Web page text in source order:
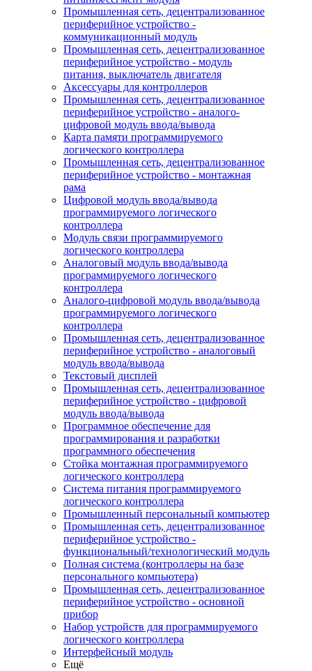
Промышленная сеть, децентрализованное
периферийное устройство -
коммуникационный модуль
Промышленная сеть, децентрализованное
периферийное устройство - модуль
питания, выключатель двигателя
Аксессуары для контроллеров
Промышленная сеть, децентрализованное
периферийное устройство - аналого-
цифровой модуль ввода/вывода
Карта памяти программируемого
логического контроллера
Промышленная сеть, децентрализованное
периферийное устройство - монтажная
рама
Цифровой модуль ввода/вывода
программируемого логического
контроллера
Модуль связи программируемого
логического контроллера
Аналоговый модуль ввода/вывода
программируемого логического
контроллера
Аналого-цифровой модуль ввода/вывода
программируемого логического
контроллера
Промышленная сеть, децентрализованное
периферийное устройство - аналоговый
модуль ввода/вывода
Текстовый дисплей
Промышленная сеть, децентрализованное
периферийное устройство - цифровой
модуль ввода/вывода
Программное обеспечение для
программирования и разработки
программного обеспечения
Стойка монтажная программируемого
логического контроллера
Система питания программируемого
логического контроллера
Промышленный персональный компьютер
Промышленная сеть, децентрализованное
периферийное устройство -
функциональный/технологический модуль
Полная система (контроллеры на базе
персонального компьютера)
Промышленная сеть, децентрализованное
периферийное устройство - основной
прибор
Набор устройств для программируемого
логического контроллера
Интерфейсный модуль
Ещё